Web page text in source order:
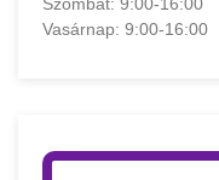
Vasárnap: 9:00-16:00